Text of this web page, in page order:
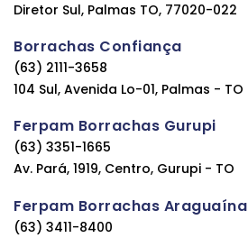
Diretor Sul, Palmas TO, 77020-022
Borrachas Confiança
(63) 2111-3658
104 Sul, Avenida Lo-01, Palmas - TO
Ferpam Borrachas Gurupi
(63) 3351-1665
Av. Pará, 1919, Centro, Gurupi - TO
Ferpam Borrachas Araguaína
(63) 3411-8400